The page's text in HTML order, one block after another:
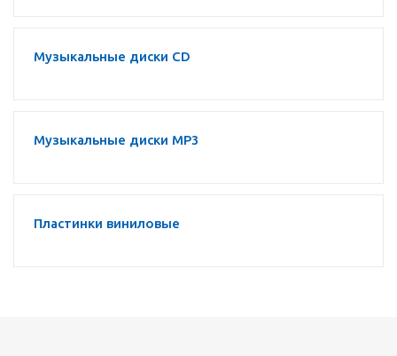
Музыкальные диски CD
Музыкальные диски MP3
Пластинки виниловые